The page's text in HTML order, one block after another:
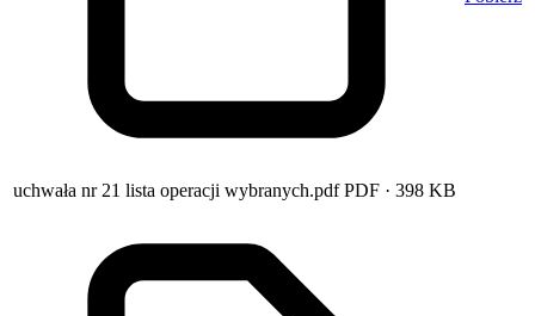
uchwała nr 21 lista operacji wybranych.pdf PDF · 398 KB